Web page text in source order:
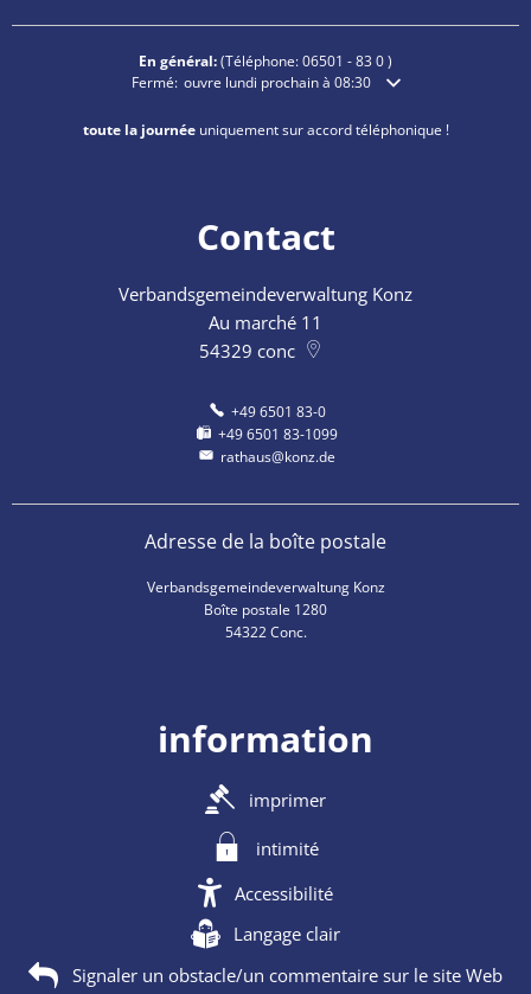
En général:(Téléphone:06501 - 83 0)
Cliquez pour masquer les heures d'ouverture ou de
Fermé: ouvre lundi prochain à 08:30
toute la journéeuniquement sur accord téléphonique !
Contact
Verbandsgemeindeverwaltung Konz
Au marché 11
54329 conc
+49 6501 83-0
+49 6501 83-1099
rathaus@konz.de
Adresse de la boîte postale
Verbandsgemeindeverwaltung Konz
Boîte postale 1280
54322 Conc.
information
imprimer
intimité
Accessibilité
Langage clair
Signaler un obstacle/un commentaire sur le site Web